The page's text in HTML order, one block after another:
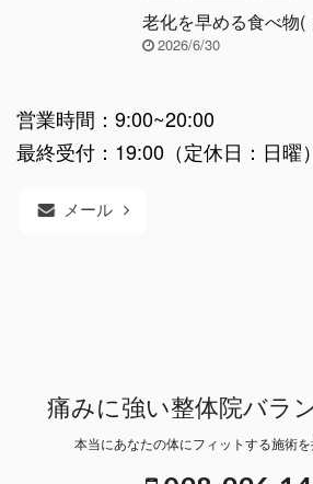
老化を早める食べ物(
2026/6/30
営業時間：9:00~20:00
最終受付：19:00（定休日：日曜）
メール
痛みに強い整体院バラ
本当にあなたの体にフィットする施術を